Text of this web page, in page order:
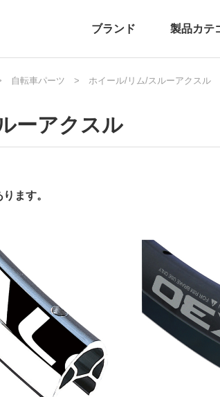
ブランド 製品カテ
自転車パーツ アクセサリー
プレスリリース ブログ
自転車パーツ ホイール/リム/スルーアクスル
ーアクスル
ます。